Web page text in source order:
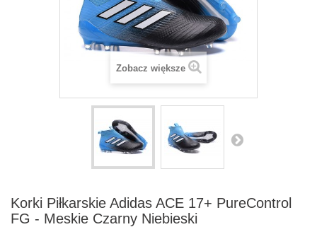
Zobacz większe
Korki Piłkarskie Adidas ACE 17+ PureControl
FG - Meskie Czarny Niebieski